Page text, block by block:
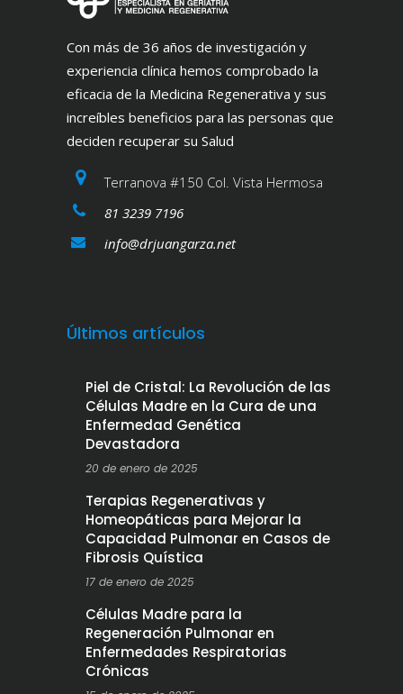
Con más de 36 años de investigación y
experiencia clínica hemos comprobado la
eficacia de la Medicina Regenerativa y sus
increíbles beneficios para las personas que
deciden recuperar su Salud
Terranova #150 Col. Vista Hermosa
81 3239 7196
info@drjuangarza.net
Últimos artículos
Piel de Cristal: La Revolución de las
Células Madre en la Cura de una
Enfermedad Genética
Devastadora
20 de enero de 2025
Terapias Regenerativas y
Homeopáticas para Mejorar la
Capacidad Pulmonar en Casos de
Fibrosis Quística
17 de enero de 2025
Células Madre para la
Regeneración Pulmonar en
Enfermedades Respiratorias
Crónicas